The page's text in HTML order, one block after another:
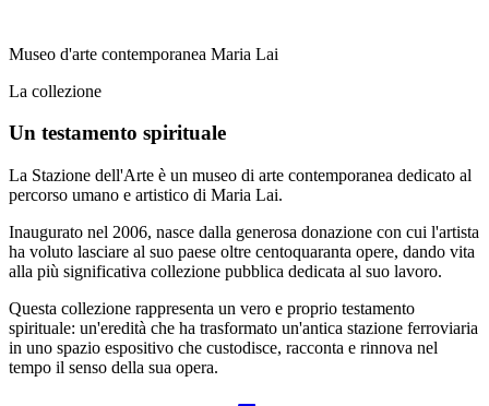
Museo d'arte contemporanea Maria Lai
La collezione
Un testamento spirituale
La Stazione dell'Arte è un museo di arte contemporanea dedicato al
percorso umano e artistico di Maria Lai.
Inaugurato nel 2006, nasce dalla generosa donazione con cui l'artista
ha voluto lasciare al suo paese oltre centoquaranta opere, dando vita
alla più significativa collezione pubblica dedicata al suo lavoro.
Questa collezione rappresenta un vero e proprio testamento
spirituale: un'eredità che ha trasformato un'antica stazione ferroviaria
in uno spazio espositivo che custodisce, racconta e rinnova nel
tempo il senso della sua opera.